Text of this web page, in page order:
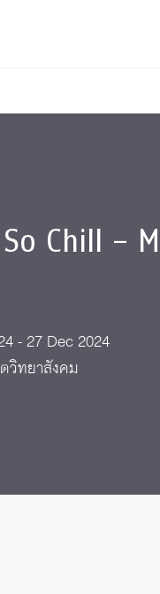
Chill –
- 27 Dec 2024
วิทยาสังคม